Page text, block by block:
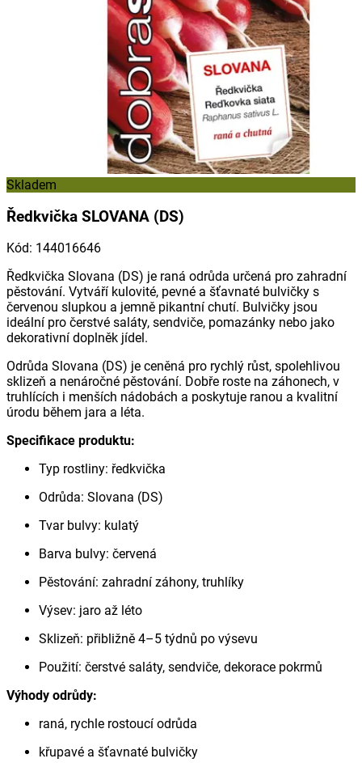
Skladem
Ředkvička SLOVANA (DS)
Kód: 144016646
Ředkvička Slovana (DS) je raná odrůda určená pro zahradní
pěstování. Vytváří kulovité, pevné a šťavnaté bulvičky s
červenou slupkou a jemně pikantní chutí. Bulvičky jsou
ideální pro čerstvé saláty, sendviče, pomazánky nebo jako
dekorativní doplněk jídel.
Odrůda Slovana (DS) je ceněná pro rychlý růst, spolehlivou
sklizeň a nenáročné pěstování. Dobře roste na záhonech, v
truhlících i menších nádobách a poskytuje ranou a kvalitní
úrodu během jara a léta.
Specifikace produktu:
Typ rostliny: ředkvička
Odrůda: Slovana (DS)
Tvar bulvy: kulatý
Barva bulvy: červená
Pěstování: zahradní záhony, truhlíky
Výsev: jaro až léto
Sklizeň: přibližně 4–5 týdnů po výsevu
Použití: čerstvé saláty, sendviče, dekorace pokrmů
Výhody odrůdy:
raná, rychle rostoucí odrůda
křupavé a šťavnaté bulvičky